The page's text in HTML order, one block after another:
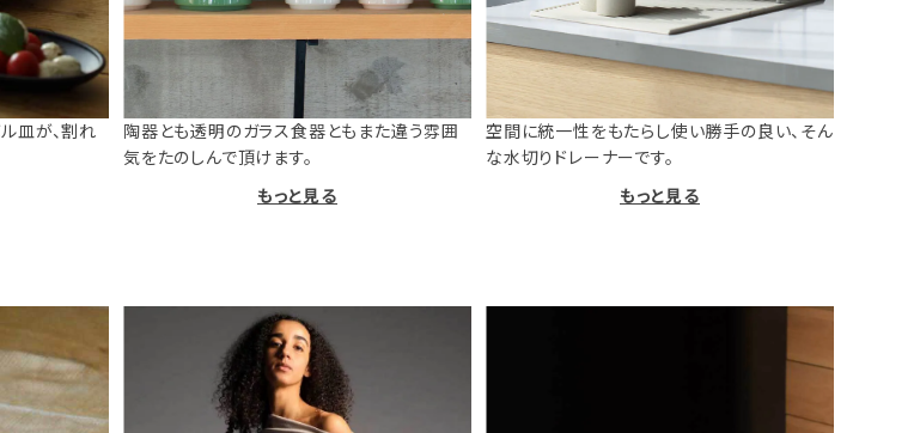
皿が、割れ
陶器とも透明のガラス食器ともまた違う雰囲
気をたのしんで頂けます。
もっと見る
空間に統一性をもたらし使い勝手の良い、そん
な水切りドレーナーです。
もっと見る